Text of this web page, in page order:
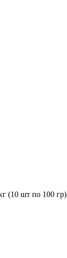
(10 шт по 100 гр)